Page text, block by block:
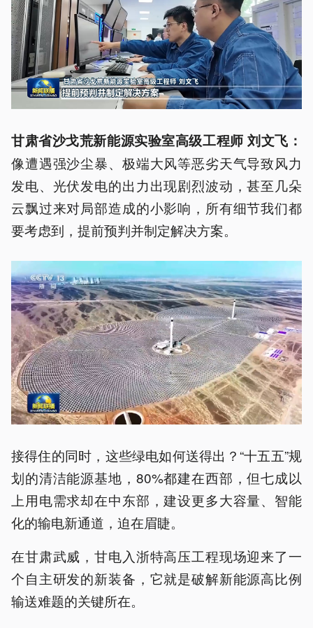
甘肃省沙戈荒新能源实验室高级工程师 刘文飞：
像遭遇强沙尘暴、极端大风等恶劣天气导致风力
发电、光伏发电的出力出现剧烈波动，甚至几朵
云飘过来对局部造成的小影响，所有细节我们都
要考虑到，提前预判并制定解决方案。
接得住的同时，这些绿电如何送得出？“十五五”规
划的清洁能源基地，80%都建在西部，但七成以
上用电需求却在中东部，建设更多大容量、智能
化的输电新通道，迫在眉睫。
在甘肃武威，甘电入浙特高压工程现场迎来了一
个自主研发的新装备，它就是破解新能源高比例
输送难题的关键所在。